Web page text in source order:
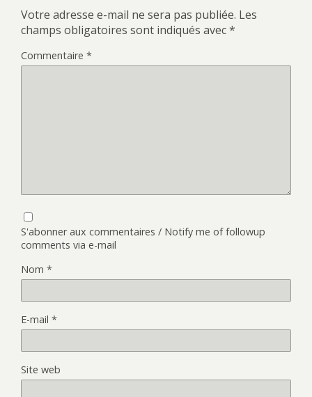
Votre adresse e-mail ne sera pas publiée. Les
champs obligatoires sont indiqués avec*
Commentaire *
S'abonner aux commentaires / Notify me of followup
comments via e-mail
Nom *
E-mail *
Site web